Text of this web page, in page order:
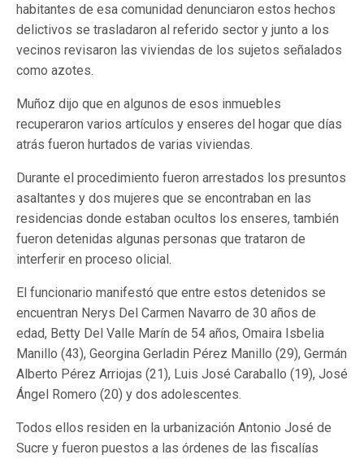
habitantes de esa comunidad denunciaron estos hechos
delictivos se trasladaron al referido sector y junto a los
vecinos revisaron las viviendas de los sujetos señalados
como azotes.
Muñoz dijo que en algunos de esos inmuebles
recuperaron varios artículos y enseres del hogar que días
atrás fueron hurtados de varias viviendas.
Durante el procedimiento fueron arrestados los presuntos
asaltantes y dos mujeres que se encontraban en las
residencias donde estaban ocultos los enseres, también
fueron detenidas algunas personas que trataron de
interferir en proceso olicial.
El funcionario manifestó que entre estos detenidos se
encuentran Nerys Del Carmen Navarro de 30 años de
edad, Betty Del Valle Marín de 54 años, Omaira Isbelia
Manillo (43), Georgina Gerladin Pérez Manillo (29), Germán
Alberto Pérez Arriojas (21), Luis José Caraballo (19), José
Ángel Romero (20) y dos adolescentes.
Todos ellos residen en la urbanización Antonio José de
Sucre y fueron puestos a las órdenes de las fiscalías